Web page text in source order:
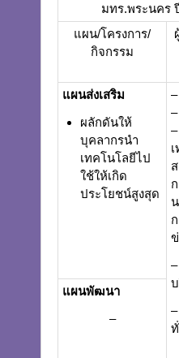
มทร.พระนคร
แผน/โครงการ/
กิจกรรม
แผนส่งเสริม
ผลักดันให้
บุคลากรนำ
เทคโนโลยีไป
ใช้ให้เกิด
ประโยชน์สูงสุด
แผนพัฒนา
–